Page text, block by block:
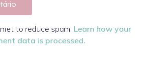
to reduce spam. Learn how your
data is processed.